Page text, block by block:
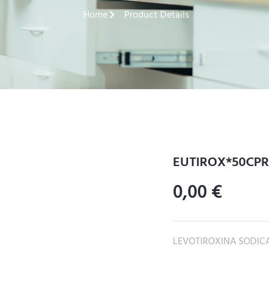
Home Product Details
0,00€
LEVOTIROXINA